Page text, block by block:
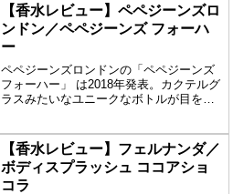
【香水レビュー】ペペジーンズロ
ンドン／ペペジーンズ フォーハ
ー
ペペジーンズロンドンの「ペペジーンズ
フォーハー」 は2018年発表。カクテルグ
ラスみたいなユニークなボトルが目を引
【香水レビュー】フェルナンダ／
ボディスプラッシュ ココアショ
コラ